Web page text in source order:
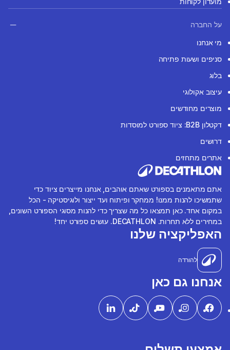
על החברה
מי אנחנו
סניפים ושעות פתיחה
בלוג
עיצוב אקולוגי
מוצרים מחודשים
דקטלון B2B: ציוד ספורט למוסדות
דרושים
אתרים מתחזים
אתם מתאמנים בספורט שאתם אוהבים, אנחנו מייצרים ציוד כדי
שתמשיכו להנות ממנו! ממחקר ופיתוח ועד ייצור ולוגיסטיקה - הכל
במקום אחד. כאן תמצאו כל מה שצריך כדי להנות מסוגי הספורט השונים,
במחירים ללא תחרות. DECATHLON. עושים ספורט יחד!
האפליקציה שלנו
להורדה
אנחנו גם כאן